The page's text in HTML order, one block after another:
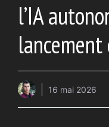
l’IA
lancement
16 mai 2026